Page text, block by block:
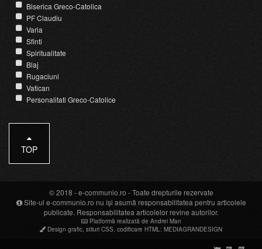
Biserica Greco-Catolica
PF Claudiu
Varia
Sfinti
Spiritualitate
Blaj
Rugaciuni
Vatican
Personalitati Greco-Catolice
TOP
© 2018 -e-communio.ro - Toate drepturile rezervate
Site-ul e-communio.ro nu își asumă responsabilitatea pentru articolele
publicate. Responsabilitatea articolelor revine autorilor.
Platformă realizată de Andrei Man
Design grafic stiluri CSS codificare HTML : MEDIAGRANDESIGN